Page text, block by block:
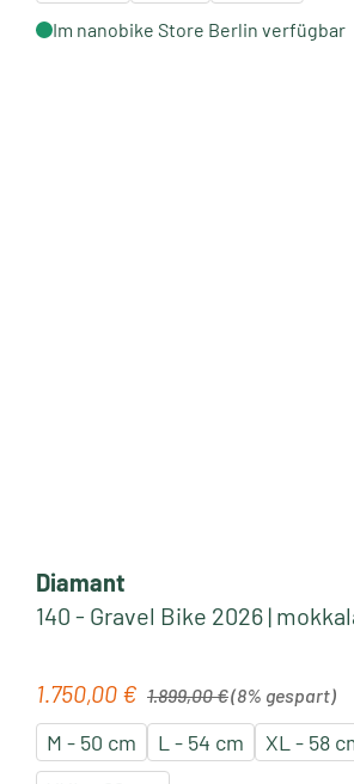
Im nanobike Store Berlin verfügbar
Diamant
140 - Gravel Bike 2026 |
Verkaufspreis:
1.750,00 € 1.899,00 €(8% gespart)
M - 50 cm L - 54 cm
XL - 58